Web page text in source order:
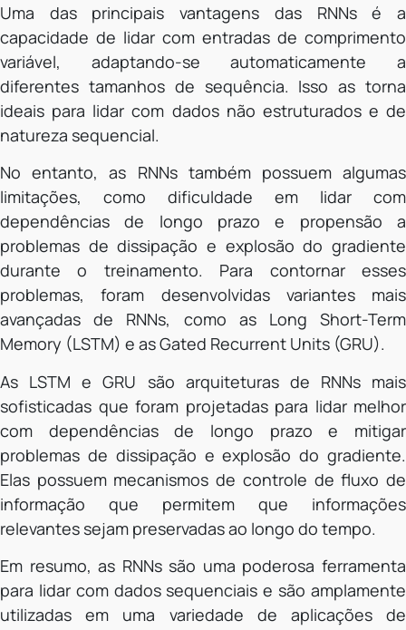
Uma das principais vantagens das RNNs é a
capacidade de lidar com entradas de comprimento
variável, adaptando-se automaticamente a
diferentes tamanhos de sequência. Isso as torna
ideais para lidar com dados não estruturados e de
natureza sequencial.
No entanto, as RNNs também possuem algumas
limitações, como dificuldade em lidar com
dependências de longo prazo e propensão a
problemas de dissipação e explosão do gradiente
durante o treinamento. Para contornar esses
problemas, foram desenvolvidas variantes mais
avançadas de RNNs, como as Long Short-Term
Memory (LSTM) e as Gated Recurrent Units (GRU).
As LSTM e GRU são arquiteturas de RNNs mais
sofisticadas que foram projetadas para lidar melhor
com dependências de longo prazo e mitigar
problemas de dissipação e explosão do gradiente.
Elas possuem mecanismos de controle de fluxo de
informação que permitem que informações
relevantes sejam preservadas ao longo do tempo.
Em resumo, as RNNs são uma poderosa ferramenta
para lidar com dados sequenciais e são amplamente
utilizadas em uma variedade de aplicações de